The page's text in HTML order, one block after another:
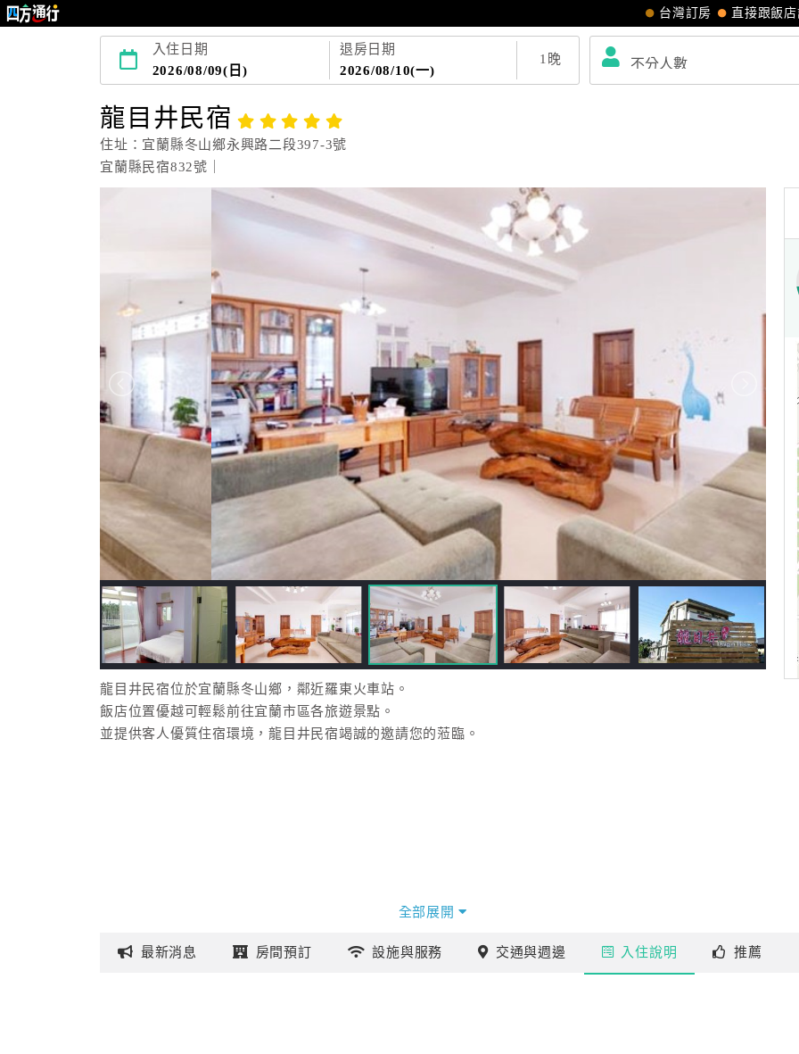
直接跟飯
台灣訂房
入住日期
2026/08/09(日)
退房日期
2026/08/10(一)
1 晚
龍目井民宿
住址：宜蘭縣冬山鄉永興路二段397-3號
宜蘭縣民宿832號｜
龍目井民宿位於宜蘭縣冬山鄉，鄰近羅東火車站。
飯店位置優越可輕鬆前往宜蘭市區各旅遊景點。
並提供客人優質住宿環境，龍目井民宿竭誠的邀請您的蒞臨。
全部展開
最新消息 房間預訂 設施與服務 交通與週邊 入住說明 推薦